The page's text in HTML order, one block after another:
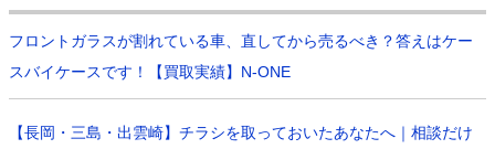
フロントガラスが割れている車、直してから売るべき？答えはケー
スバイケースです！【買取実績】N-ONE
【長岡・三島・出雲崎】チラシを取っておいたあなたへ｜相談だけ